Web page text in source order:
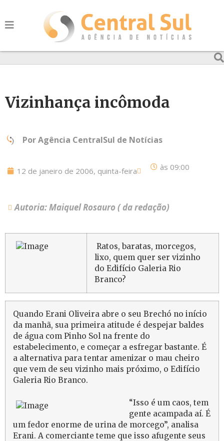
Vizinhança incômoda
PorAgência CentralSul de Notícias
12 de janeiro de 2006, quinta-feira às 09:00
Autoria: Maiquel Rosauro ( da redação)
Ratos, baratas, morcegos,
lixo, quem quer ser vizinho
do Edifício Galeria Rio
Branco?
Quando Erani Oliveira abre o seu Brechó no início
da manhã, sua primeira atitude é despejar baldes
de água com Pinho Sol na frente do
estabelecimento, e começar a esfregar bastante. É
a alternativa para tentar amenizar o mau cheiro
que vem de seu vizinho mais próximo, o Edifício
Galeria Rio Branco.
“Isso é um caos, tem
gente acampada aí. É
um fedor enorme de urina de morcego”, analisa
Erani. A comerciante teme que isso afugente seus